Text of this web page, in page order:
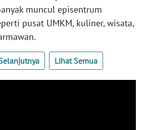
muncul episentrum
pusat UMKM, kuliner, wisata,
Lihat Semua